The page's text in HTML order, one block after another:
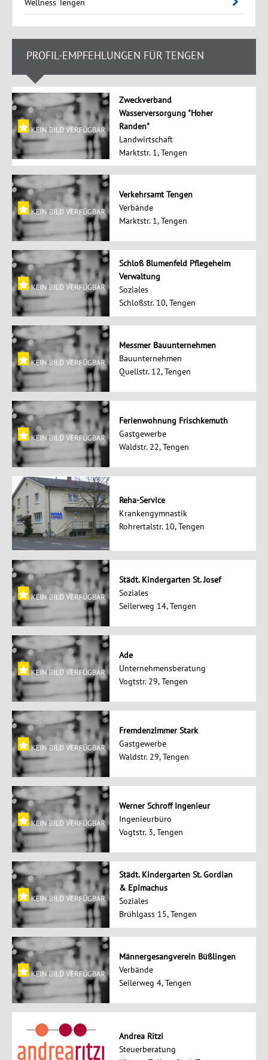
Wellness Tengen
PROFIL-EMPFEHLUNGEN FÜR TENGEN
Zweckverband
Wasserversorgung "Hoher
Randen"
Landwirtschaft
Marktstr. 1, Tengen
Verkehrsamt Tengen
Verbände
Marktstr. 1, Tengen
Schloß Blumenfeld Pflegeheim
Verwaltung
Soziales
Schloßstr. 10, Tengen
Messmer Bauunternehmen
Bauunternehmen
Quellstr. 12, Tengen
Ferienwohnung Frischkemuth
Gastgewerbe
Waldstr. 22, Tengen
Reha-Service
Krankengymnastik
Rohrertalstr. 10, Tengen
Städt. Kindergarten St. Josef
Soziales
Seilerweg 14, Tengen
Ade
Unternehmensberatung
Vogtstr. 29, Tengen
Fremdenzimmer Stark
Gastgewerbe
Waldstr. 29, Tengen
Werner Schroff Ingenieur
Ingenieurbüro
Vogtstr. 3, Tengen
Städt. Kindergarten St. Gordian
& Epimachus
Soziales
Brühlgass 15, Tengen
Männergesangverein Büßlingen
Verbände
Seilerweg 4, Tengen
Andrea Ritzi
Steuerberatung